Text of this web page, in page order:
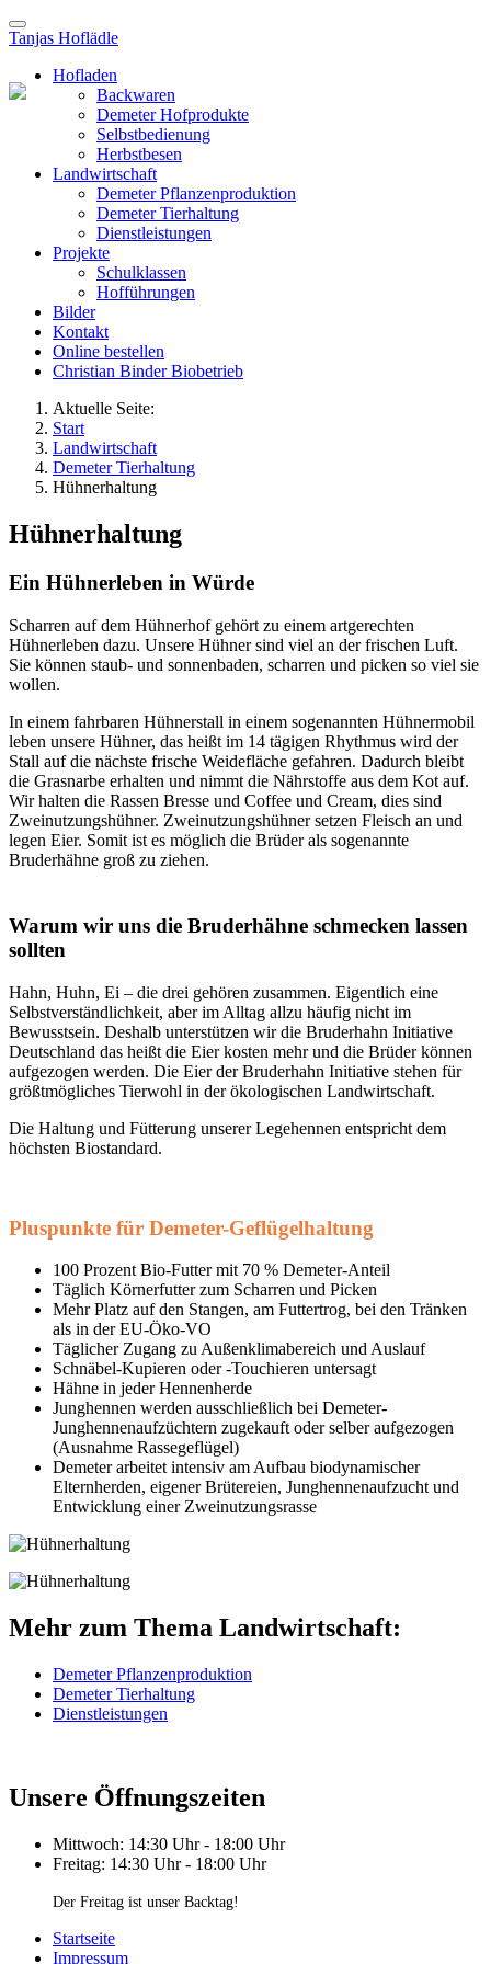
Tanjas Hoflädle
Hofladen
Backwaren
Demeter Hofprodukte
Selbstbedienung
Herbstbesen
Landwirtschaft
Demeter Pflanzenproduktion
Demeter Tierhaltung
Dienstleistungen
Projekte
Schulklassen
Hofführungen
Bilder
Kontakt
Online bestellen
Christian Binder Biobetrieb
Aktuelle Seite:
Start
Landwirtschaft
Demeter Tierhaltung
Hühnerhaltung
Hühnerhaltung
Ein Hühnerleben in Würde
Scharren auf dem Hühnerhof gehört zu einem artgerechten
Hühnerleben dazu. Unsere Hühner sind viel an der frischen Luft.
Sie können staub- und sonnenbaden, scharren und picken so viel sie
wollen.
In einem fahrbaren Hühnerstall in einem sogenannten Hühnermobil
leben unsere Hühner, das heißt im 14 tägigen Rhythmus wird der
Stall auf die nächste frische Weidefläche gefahren. Dadurch bleibt
die Grasnarbe erhalten und nimmt die Nährstoffe aus dem Kot auf.
Wir halten die Rassen Bresse und Coffee und Cream, dies sind
Zweinutzungshühner. Zweinutzungshühner setzen Fleisch an und
legen Eier. Somit ist es möglich die Brüder als sogenannte
Bruderhähne groß zu ziehen.
Warum wir uns die Bruderhähne schmecken lassen
sollten
Hahn, Huhn, Ei – die drei gehören zusammen. Eigentlich eine
Selbstverständlichkeit, aber im Alltag allzu häufig nicht im
Bewusstsein. Deshalb unterstützen wir die Bruderhahn Initiative
Deutschland das heißt die Eier kosten mehr und die Brüder können
aufgezogen werden. Die Eier der Bruderhahn Initiative stehen für
größtmögliches Tierwohl in der ökologischen Landwirtschaft.
Die Haltung und Fütterung unserer Legehennen entspricht dem
höchsten Biostandard.
Pluspunkte für Demeter-Geflügelhaltung
100 Prozent Bio-Futter mit 70 % Demeter-Anteil
Täglich Körnerfutter zum Scharren und Picken
Mehr Platz auf den Stangen, am Futtertrog, bei den Tränken
als in der EU-Öko-VO
Täglicher Zugang zu Außenklimabereich und Auslauf
Schnäbel-Kupieren oder -Touchieren untersagt
Hähne in jeder Hennenherde
Junghennen werden ausschließlich bei Demeter-
Junghennenaufzüchtern zugekauft oder selber aufgezogen
(Ausnahme Rassegeflügel)
Demeter arbeitet intensiv am Aufbau biodynamischer
Elternherden, eigener Brütereien, Junghennenaufzucht und
Entwicklung einer Zweinutzungsrasse
Mehr zum Thema Landwirtschaft:
Demeter Pflanzenproduktion
Demeter Tierhaltung
Dienstleistungen
Unsere Öffnungszeiten
Mittwoch: 14:30 Uhr - 18:00 Uhr
Freitag: 14:30 Uhr - 18:00 Uhr
Der Freitag ist unser Backtag!
Startseite
Impressum